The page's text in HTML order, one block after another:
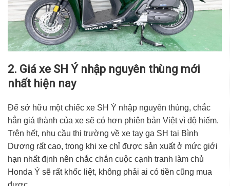
2. Giá xe SH Ý nhập nguyên thùng mới
nhất hiện nay
Để sở hữu một chiếc xe SH Ý nhập nguyên thùng, chắc
hẳn giá thành của xe sẽ có hơn phiên bản Việt vì độ hiếm.
Trên hết, nhu cầu thị trường về xe tay ga SH tại Bình
Dương rất cao, trong khi xe chỉ được sản xuất ở mức giới
hạn nhất định nên chắc chắn cuộc cạnh tranh làm chủ
Honda Ý sẽ rất khốc liệt, không phải ai có tiền cũng mua